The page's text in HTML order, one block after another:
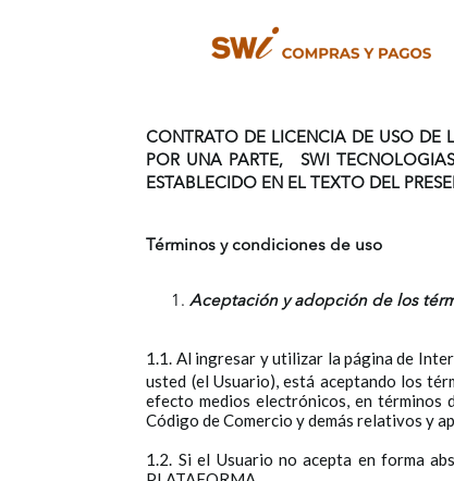
CONTRATO DE LICENCIA DE USO DE
POR UNA PARTE,SWI TECNOLOGIAS
ESTABLECIDO EN EL TEXTO DEL
Términos y condiciones de uso
Aceptación y adopción de los
1.1. Al ingresar y utilizar la página de
usted (el Usuario), está aceptando los
efecto medios electrónicos, en
Código de Comercio y demás relativos y
1.2. Si el Usuario no acepta en forma